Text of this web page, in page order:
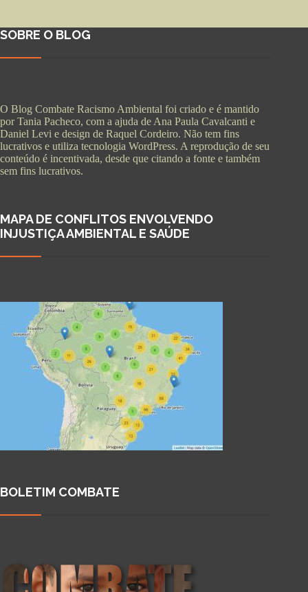
SOBRE O BLOG
O Blog Combate Racismo Ambiental foi criado e é mantido
por Tania Pacheco, com a ajuda de Ana Paula Cavalcanti e
Daniel Levi e design de Raquel Cordeiro. Não tem fins
lucrativos e utiliza tecnologia WordPress. A reprodução de seu
conteúdo é incentivada, desde que citando a fonte e também
sem fins lucrativos.
MAPA DE CONFLITOS ENVOLVENDO
INJUSTIÇA AMBIENTAL E SAÚDE
BOLETIM COMBATE